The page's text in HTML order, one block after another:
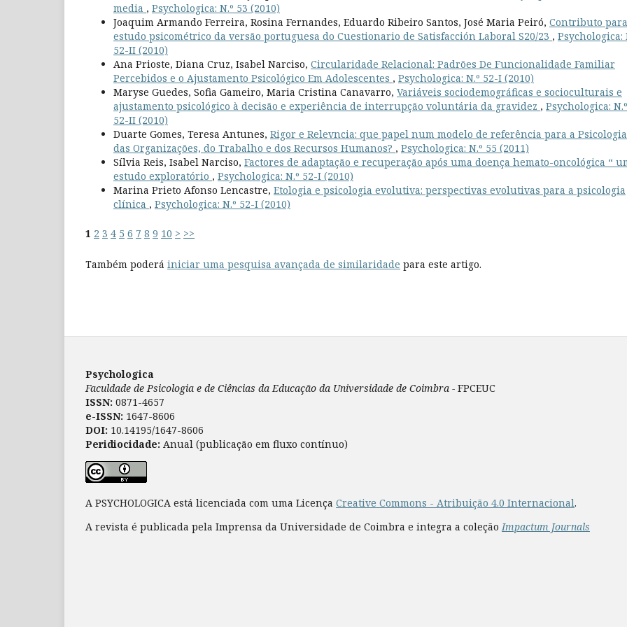
media , Psychologica: N.º 53 (2010)
Joaquim Armando Ferreira, Rosina Fernandes, Eduardo Ribeiro Santos, José Maria Peiró, Contributo
estudo psicométrico da versão portuguesa do Cuestionario de Satisfacción Laboral S20/23 , Psychologica:
52-II (2010)
Ana Prioste, Diana Cruz, Isabel Narciso, Circularidade Relacional: Padrões De Funcionalidade Familiar
Percebidos e o Ajustamento Psicológico Em Adolescentes , Psychologica: N.º 52-I (2010)
Maryse Guedes, Sofia Gameiro, Maria Cristina Canavarro, Variáveis sociodemográficas e socioculturais e
ajustamento psicológico à decisão e experiência de interrupção voluntária da gravidez , Psychologica: N.º
52-II (2010)
Duarte Gomes, Teresa Antunes, Rigor e Relevncia: que papel num modelo de referência para a Psicologia
das Organizações, do Trabalho e dos Recursos Humanos? , Psychologica: N.º 55 (2011)
Sílvia Reis, Isabel Narciso, Factores de adaptação e recuperação após uma doença hemato-oncológica “
estudo exploratório , Psychologica: N.º 52-I (2010)
Marina Prieto Afonso Lencastre, Etologia e psicologia evolutiva: perspectivas evolutivas para a psicologia
clínica , Psychologica: N.º 52-I (2010)
1 2 3 4 5 6 7 8 9 10 > >>
Também poderá iniciar uma pesquisa avançada de similaridade para este artigo.
Psychologica
Faculdade de Psicologia e de Ciências da Educação da Universidade de Coimbra - FPCEUC
ISSN: 0871-4657
e-ISSN: 1647-8606
DOI: 10.14195/1647-8606
Peridiocidade: Anual (publicação em fluxo contínuo)
A PSYCHOLOGICA está licenciada com uma Licença Creative Commons - Atribuição 4.0 Internacional.
A revista é publicada pela Imprensa da Universidade de Coimbra e integra a coleçãoImpactum Journals